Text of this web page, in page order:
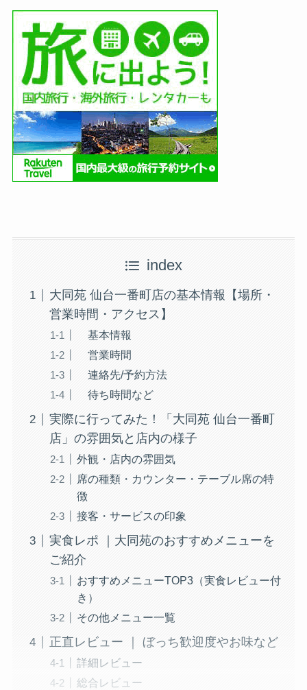
index
大同苑 仙台一番町店の基本情報【場所・
営業時間・アクセス】
基本情報
営業時間
連絡先/予約方法
待ち時間など
実際に行ってみた！「大同苑 仙台一番町
店」の雰囲気と店内の様子
外観・店内の雰囲気
席の種類・カウンター・テーブル席の特
徴
接客・サービスの印象
実食レポ ｜大同苑のおすすめメニューを
ご紹介
おすすめメニューTOP3（実食レビュー付
き）
その他メニュー一覧
正直レビュー ｜ ぼっち歓迎度やお味など
詳細レビュー
総合レビュー